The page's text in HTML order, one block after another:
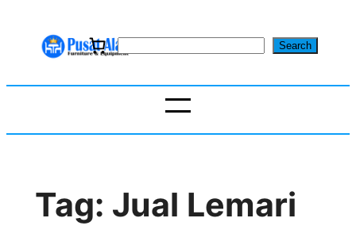
S
r
Search
Tag: Jual Lemari